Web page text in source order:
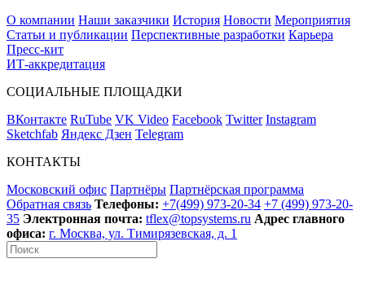
О компании Наши заказчики История Новости Мероприятия
Статьи и публикации Перспективные разработки Карьера
Пресс-кит
ИТ-аккредитация
СОЦИАЛЬНЫЕ ПЛОЩАДКИ
ВКонтакте RuTube VK Video Facebook Twitter Instagram
Sketchfab Яндекс Дзен Telegram
КОНТАКТЫ
Московский офис Партнёры Партнёрская программа
Обратная связь Телефоны: +7(499) 973-20-34 +7 (499) 973-20-
35 Электронная почта: tflex@topsystems.ru Адрес главного
офиса: г. Москва, ул. Тимирязевская, д. 1